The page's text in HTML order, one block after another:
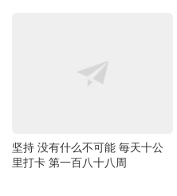
坚持 没有什么不可能 毎天十公
里打卡 第一百八十八周